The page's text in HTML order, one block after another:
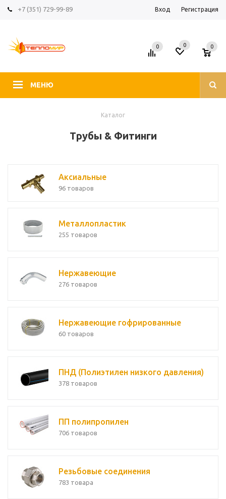
+7 (351) 729-99-89 Вход Регистрация
МЕНЮ
0 0 0
Каталог
Трубы & Фитинги
Аксиальные
96 товаров
Металлопластик
255 товаров
Нержавеющие
276 товаров
Нержавеющие гофрированные
60 товаров
ПНД (Полиэтилен низкого давления)
378 товаров
ПП полипропилен
706 товаров
Резьбовые соединения
783 товара